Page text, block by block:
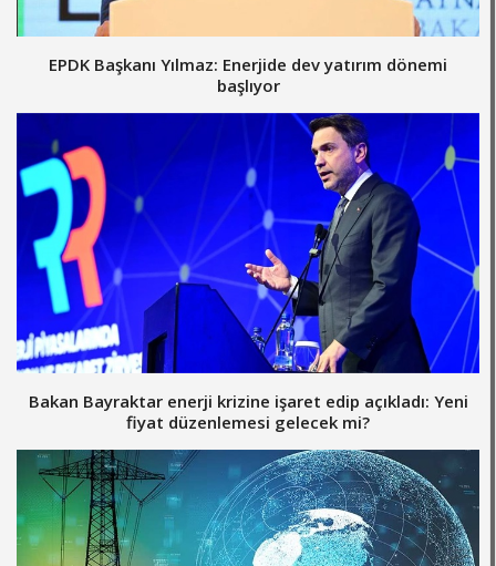
EPDK Başkanı Yılmaz: Enerjide dev yatırım dönemi
başlıyor
Bakan Bayraktar enerji krizine işaret edip açıkladı: Yeni
fiyat düzenlemesi gelecek mi?